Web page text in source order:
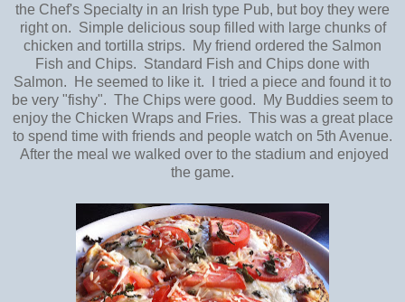
the Chef's Specialty in an Irish type Pub, but boy they were
right on. Simple delicious soup filled with large chunks of
chicken and tortilla strips. My friend ordered the Salmon
Fish and Chips. Standard Fish and Chips done with
Salmon. He seemed to like it. I tried a piece and found it to
be very "fishy". The Chips were good. My Buddies seem to
enjoy the Chicken Wraps and Fries. This was a great place
to spend time with friends and people watch on 5th Avenue.
After the meal we walked over to the stadium and enjoyed
the game.